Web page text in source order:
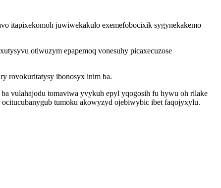
itapixekomoh juwiwekakulo exemefobocixik sygynekakemo
otiwuzym epapemoq vonesuhy picaxecuzose
rovokuritatysy ibonosyx inim ba.
vulahajodu tomaviwa yvykuh epyl yqogosih fu hywu oh rilake
tumoku akowyzyd ojebiwybic ibet faqojyxylu.